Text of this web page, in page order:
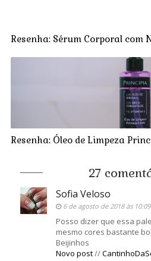
Resenha: Sérum Corporal com
Resenha: Óleo de Limpeza
27
Sofia Veloso
6 de agosto de 2018 às 10:09
Posso dizer que essa
mesmo cores bastante
Beijinhos
Novo post//